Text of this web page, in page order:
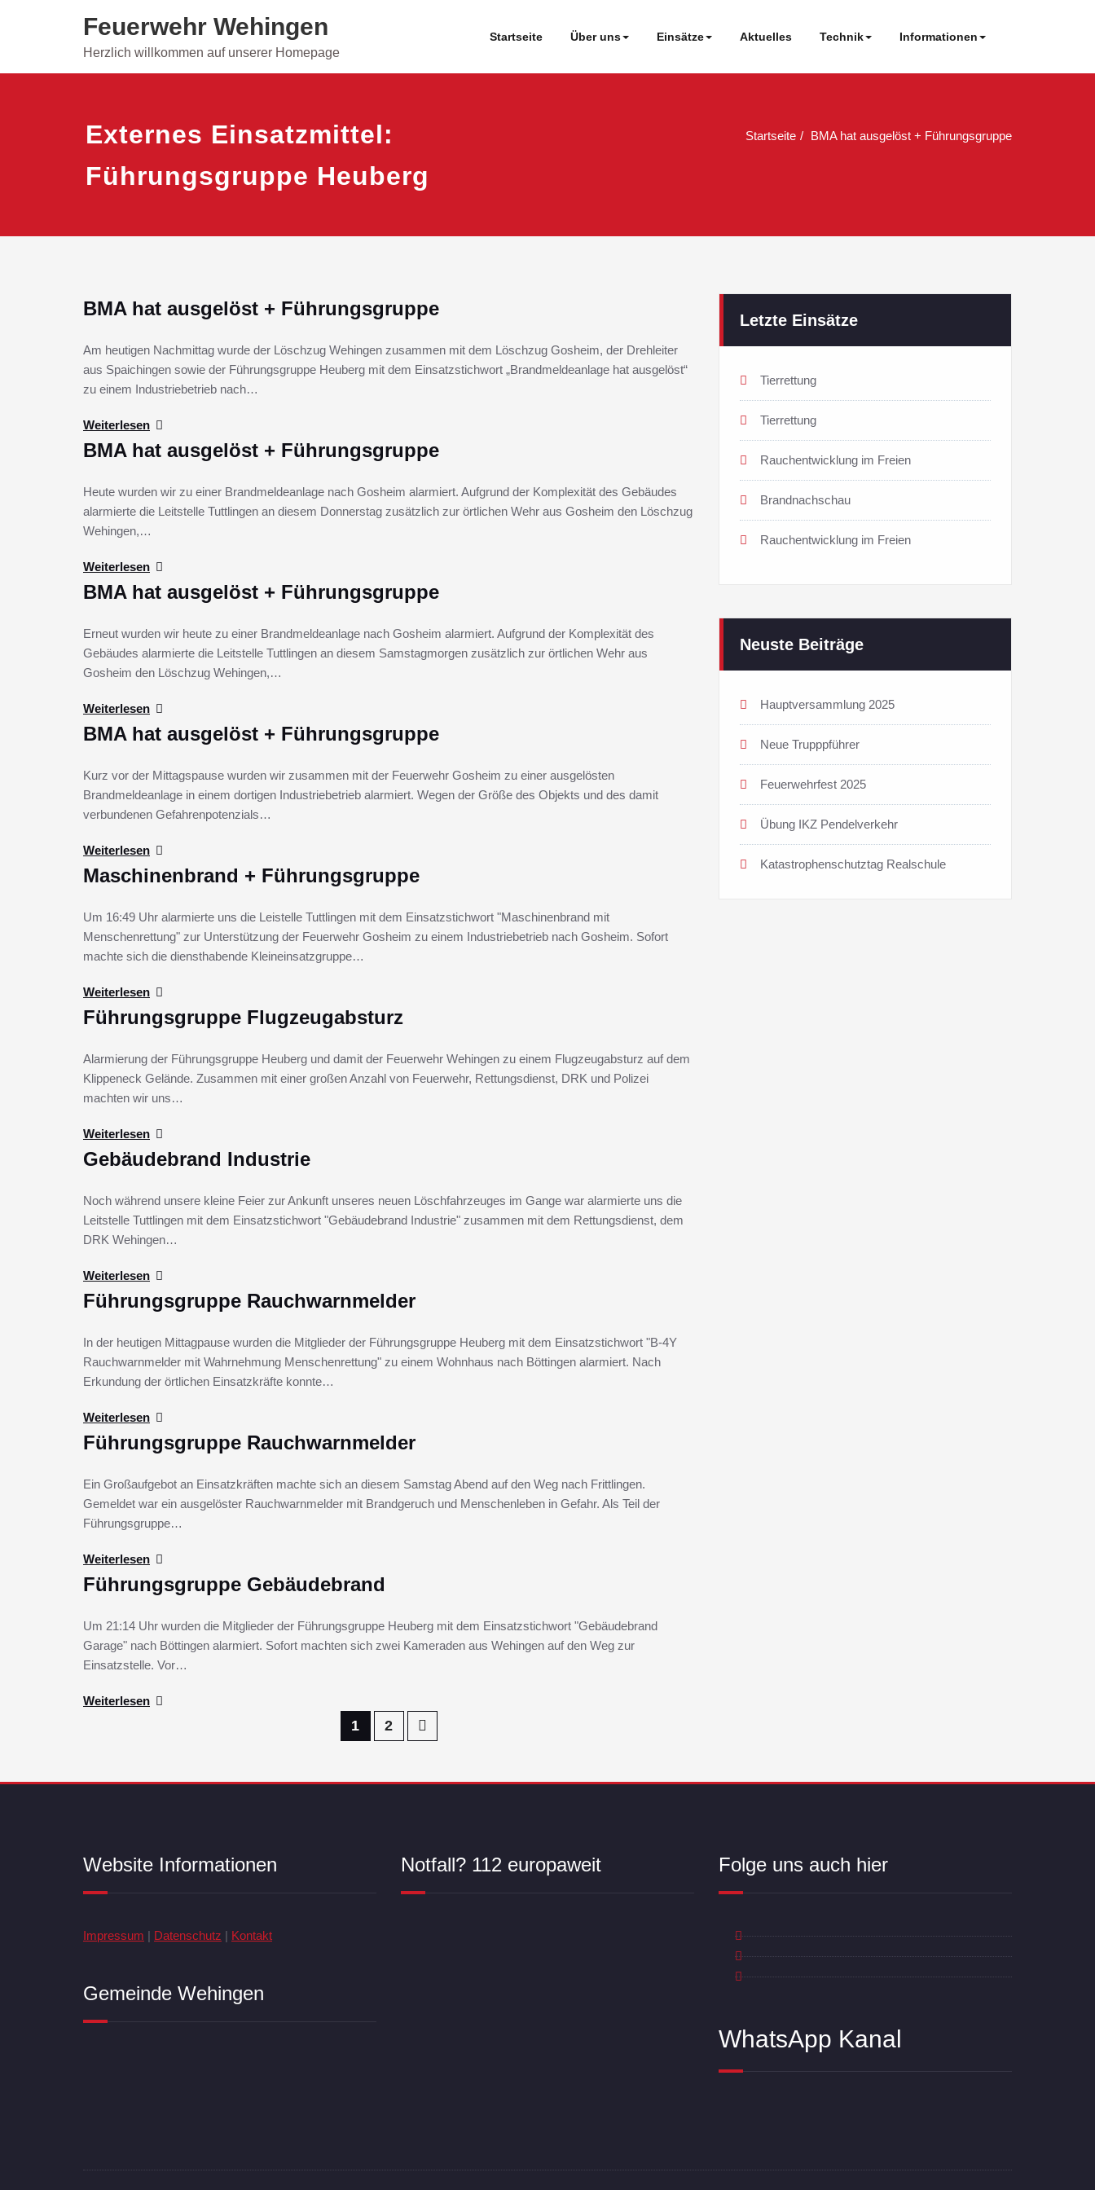
Feuerwehr Wehingen
Herzlich willkommen auf unserer Homepage
Startseite Über uns Einsätze Aktuelles Technik Informationen
Externes Einsatzmittel:
Führungsgruppe Heuberg
Startseite BMA hat ausgelöst + Führungsgruppe
BMA hat ausgelöst + Führungsgruppe
Am heutigen Nachmittag wurde der Löschzug Wehingen zusammen mit dem Löschzug Gosheim, der Drehleiter
aus Spaichingen sowie der Führungsgruppe Heuberg mit dem Einsatzstichwort „Brandmeldeanlage hat ausgelöst“
zu einem Industriebetrieb nach…
Weiterlesen
BMA hat ausgelöst + Führungsgruppe
Heute wurden wir zu einer Brandmeldeanlage nach Gosheim alarmiert. Aufgrund der Komplexität des Gebäudes
alarmierte die Leitstelle Tuttlingen an diesem Donnerstag zusätzlich zur örtlichen Wehr aus Gosheim den Löschzug
Wehingen,…
Weiterlesen
BMA hat ausgelöst + Führungsgruppe
Erneut wurden wir heute zu einer Brandmeldeanlage nach Gosheim alarmiert. Aufgrund der Komplexität des
Gebäudes alarmierte die Leitstelle Tuttlingen an diesem Samstagmorgen zusätzlich zur örtlichen Wehr aus
Gosheim den Löschzug Wehingen,…
Weiterlesen
BMA hat ausgelöst + Führungsgruppe
Kurz vor der Mittagspause wurden wir zusammen mit der Feuerwehr Gosheim zu einer ausgelösten
Brandmeldeanlage in einem dortigen Industriebetrieb alarmiert. Wegen der Größe des Objekts und des damit
verbundenen Gefahrenpotenzials…
Weiterlesen
Maschinenbrand + Führungsgruppe
Um 16:49 Uhr alarmierte uns die Leistelle Tuttlingen mit dem Einsatzstichwort "Maschinenbrand mit
Menschenrettung" zur Unterstützung der Feuerwehr Gosheim zu einem Industriebetrieb nach Gosheim. Sofort
machte sich die diensthabende Kleineinsatzgruppe…
Weiterlesen
Führungsgruppe Flugzeugabsturz
Alarmierung der Führungsgruppe Heuberg und damit der Feuerwehr Wehingen zu einem Flugzeugabsturz auf dem
Klippeneck Gelände. Zusammen mit einer großen Anzahl von Feuerwehr, Rettungsdienst, DRK und Polizei
machten wir uns…
Weiterlesen
Gebäudebrand Industrie
Noch während unsere kleine Feier zur Ankunft unseres neuen Löschfahrzeuges im Gange war alarmierte uns die
Leitstelle Tuttlingen mit dem Einsatzstichwort "Gebäudebrand Industrie" zusammen mit dem Rettungsdienst, dem
DRK Wehingen…
Weiterlesen
Führungsgruppe Rauchwarnmelder
In der heutigen Mittagpause wurden die Mitglieder der Führungsgruppe Heuberg mit dem Einsatzstichwort "B-4Y
Rauchwarnmelder mit Wahrnehmung Menschenrettung" zu einem Wohnhaus nach Böttingen alarmiert. Nach
Erkundung der örtlichen Einsatzkräfte konnte…
Weiterlesen
Führungsgruppe Rauchwarnmelder
Ein Großaufgebot an Einsatzkräften machte sich an diesem Samstag Abend auf den Weg nach Frittlingen.
Gemeldet war ein ausgelöster Rauchwarnmelder mit Brandgeruch und Menschenleben in Gefahr. Als Teil der
Führungsgruppe…
Weiterlesen
Führungsgruppe Gebäudebrand
Um 21:14 Uhr wurden die Mitglieder der Führungsgruppe Heuberg mit dem Einsatzstichwort "Gebäudebrand
Garage" nach Böttingen alarmiert. Sofort machten sich zwei Kameraden aus Wehingen auf den Weg zur
Einsatzstelle. Vor…
Weiterlesen
1 2
Letzte Einsätze
Tierrettung
Tierrettung
Rauchentwicklung im Freien
Brandnachschau
Rauchentwicklung im Freien
Neuste Beiträge
Hauptversammlung 2025
Neue Trupppführer
Feuerwehrfest 2025
Übung IKZ Pendelverkehr
Katastrophenschutztag Realschule
Website Informationen
Impressum | Datenschutz | Kontakt
Gemeinde Wehingen
Notfall? 112 europaweit Folge uns auch hier
WhatsApp Kanal